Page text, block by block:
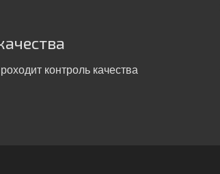
контроль качества